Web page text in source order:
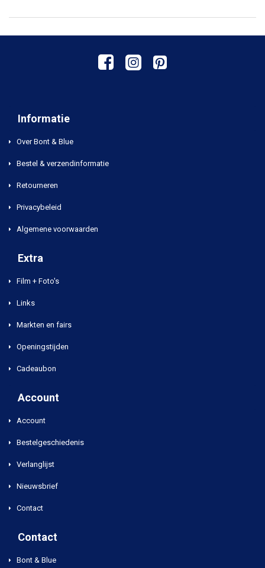
Informatie
Over Bont & Blue
Bestel & verzendinformatie
Retourneren
Privacybeleid
Algemene voorwaarden
Extra
Film + Foto's
Links
Markten en fairs
Openingstijden
Cadeaubon
Account
Account
Bestelgeschiedenis
Verlanglijst
Nieuwsbrief
Contact
Contact
Bont & Blue